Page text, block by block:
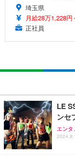
埼玉県
月給28万1,228円
正社員
LE
ンセ
エンタ